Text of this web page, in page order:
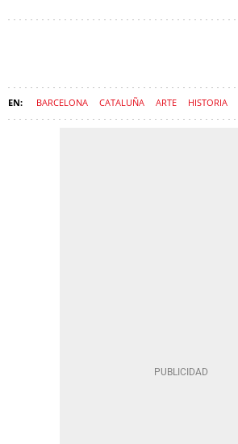
BARCELONA CATALUÑA ARTE HISTORIA